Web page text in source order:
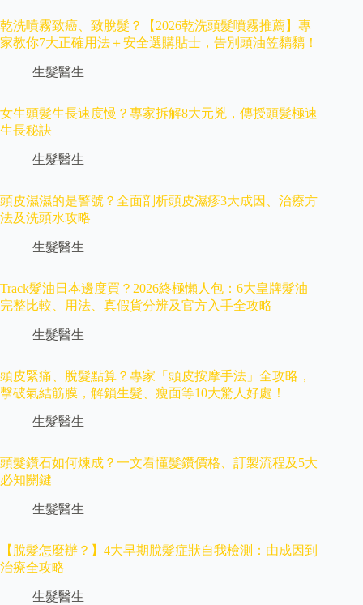
乾洗噴霧致癌、致脫髮？【2026乾洗頭髮噴霧推薦】專
家教你7大正確用法＋安全選購貼士，告別頭油笠黐黐！
生髮醫生
女生頭髮生長速度慢？專家拆解8大元兇，傳授頭髮極速
生長秘訣
生髮醫生
頭皮濕濕的是警號？全面剖析頭皮濕疹3大成因、治療方
法及洗頭水攻略
生髮醫生
Track髮油日本邊度買？2026終極懶人包：6大皇牌髮油
完整比較、用法、真假貨分辨及官方入手全攻略
生髮醫生
頭皮緊痛、脫髮點算？專家「頭皮按摩手法」全攻略，
擊破氣結筋膜，解鎖生髮、瘦面等10大驚人好處！
生髮醫生
頭髮鑽石如何煉成？一文看懂髮鑽價格、訂製流程及5大
必知關鍵
生髮醫生
【脫髮怎麼辦？】4大早期脫髮症狀自我檢測：由成因到
治療全攻略
生髮醫生